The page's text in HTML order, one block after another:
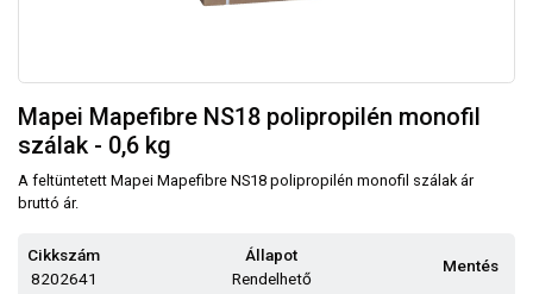
Mapei Mapefibre NS18 polipropilén monofil
szálak - 0,6 kg
A feltüntetett Mapei Mapefibre NS18 polipropilén monofil szálak ár
bruttó ár.
Cikkszám
8202641
Állapot
Rendelhető
Mentés